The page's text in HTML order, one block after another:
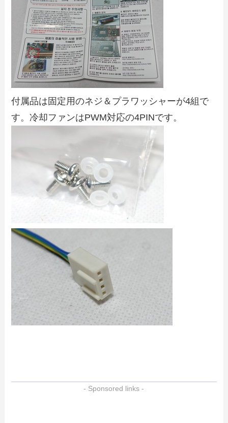
付属品は固定用のネジ＆プラワッシャーが4組で
す。冷却ファンはPWM対応の4PINです。
- Sponsored links -